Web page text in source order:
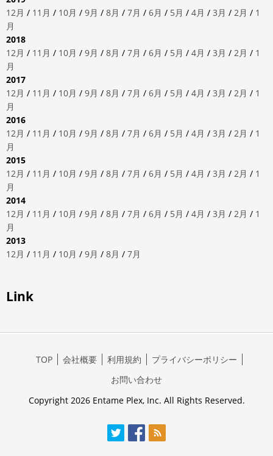
12月 / 11月 / 10月 / 9月 / 8月 / 7月 / 6月 / 5月 / 4月 / 3月 / 2月 / 1
月
2018
12月 / 11月 / 10月 / 9月 / 8月 / 7月 / 6月 / 5月 / 4月 / 3月 / 2月 / 1
月
2017
12月 / 11月 / 10月 / 9月 / 8月 / 7月 / 6月 / 5月 / 4月 / 3月 / 2月 / 1
月
2016
12月 / 11月 / 10月 / 9月 / 8月 / 7月 / 6月 / 5月 / 4月 / 3月 / 2月 / 1
月
2015
12月 / 11月 / 10月 / 9月 / 8月 / 7月 / 6月 / 5月 / 4月 / 3月 / 2月 / 1
月
2014
12月 / 11月 / 10月 / 9月 / 8月 / 7月 / 6月 / 5月 / 4月 / 3月 / 2月 / 1
月
2013
12月 / 11月 / 10月 / 9月 / 8月 / 7月
Link
TOP 会社概要 利用規約
プライバシーポリシー
お問い合わせ
Copyright 2026 Entame Plex, Inc. All Rights Reserved.